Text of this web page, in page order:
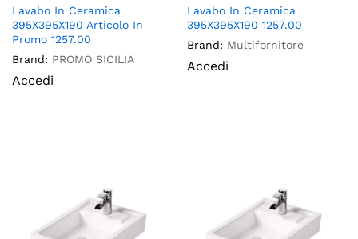
Lavabo In Ceramica
395X395X190 Articolo In
Promo 1257.00
Brand: PROMO SICILIA
Accedi
Lavabo In Ceramica
395X395X190 1257.00
Brand: Multifornitore
Accedi